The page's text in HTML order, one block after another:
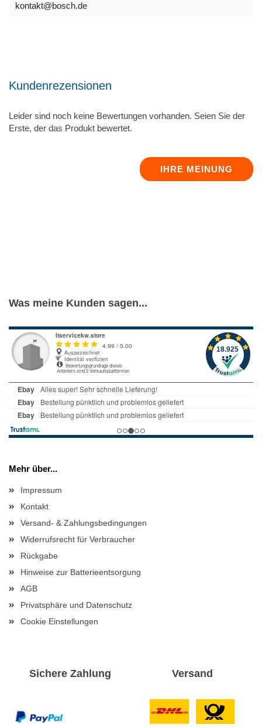
kontakt@bosch.de
Kundenrezensionen
Leider sind noch keine Bewertungen vorhanden. Seien Sie der
Erste, der das Produkt bewertet.
IHRE MEINUNG
Was meine Kunden sagen...
Mehr über...
Impressum
Kontakt
Versand- & Zahlungsbedingungen
Widerrufsrecht für Verbraucher
Rückgabe
Hinweise zur Batterieentsorgung
AGB
Privatsphäre und Datenschutz
Cookie Einstellungen
Sichere Zahlung Versand